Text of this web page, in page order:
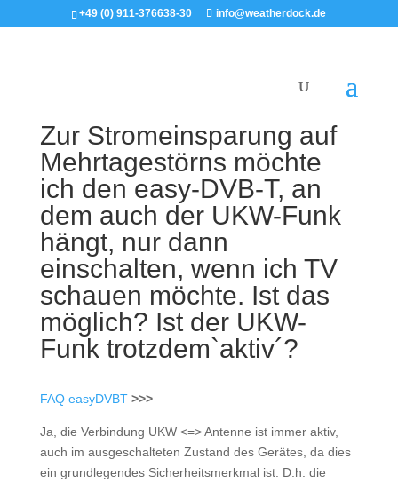
+49 (0) 911-376638-30 info@weatherdock.de
Zur Stromeinsparung auf
Mehrtagestörns möchte
ich den easy-DVB-T, an
dem auch der UKW-Funk
hängt, nur dann
einschalten, wenn ich TV
schauen möchte. Ist das
möglich? Ist der UKW-
Funk trotzdem`aktiv´?
FAQ easyDVBT>>>
Ja, die Verbindung UKW <=> Antenne ist immer aktiv,
auch im ausgeschalteten Zustand des Gerätes, da dies
ein grundlegendes Sicherheitsmerkmal ist. D.h. die